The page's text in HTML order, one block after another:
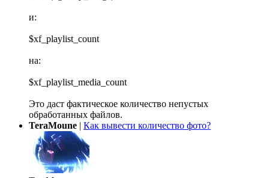
и:
$xf_playlist_count
на:
$xf_playlist_media_count
Это даст фактическое количество непустых
обработанных файлов.
TeraMoune | Как вывести количество фото?